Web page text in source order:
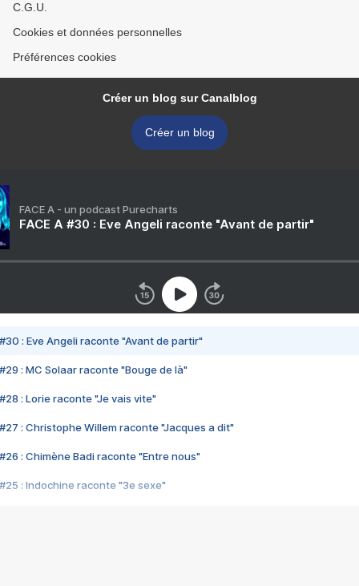
C.G.U.
Cookies et données personnelles
Préférences cookies
Créer un blog sur Canalblog
Créer un blog
FACE A - un podcast Purecharts
FACE A #30 : Eve Angeli raconte "Avant de partir"
#30 : Eve Angeli raconte "Avant de partir"
#29 : MC Solaar raconte "Bouge de là"
#28 : Lorie raconte "Je vais vite"
#27 : Christophe Willem raconte "Jacques a dit"
#26 : Chimène Badi raconte "Entre nous"
#25 : Indochine raconte "3e sexe"